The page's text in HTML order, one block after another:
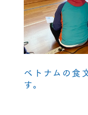
ベトナムの食
す。